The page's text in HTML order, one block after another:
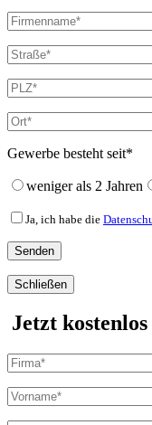
Gewerbe besteht seit*
weniger als 2 Jahren
Ja, ich habe die
Schließen
Jetzt